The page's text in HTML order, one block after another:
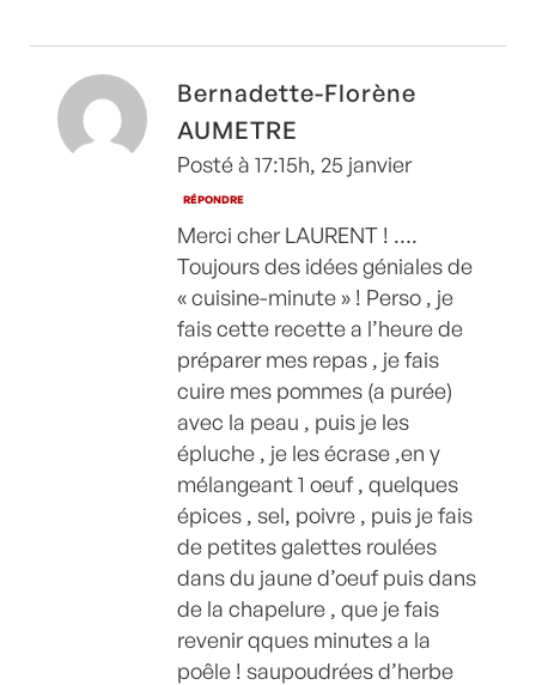
Bernadette-Florène
AUMETRE
Posté à 17:15h, 25 janvier
RÉPONDRE
Merci cher LAURENT ! ….
Toujours des idées géniales de
« cuisine-minute » ! Perso , je
fais cette recette a l’heure de
préparer mes repas , je fais
cuire mes pommes (a purée)
avec la peau , puis je les
épluche , je les écrase ,en y
mélangeant 1 oeuf , quelques
épices , sel, poivre , puis je fais
de petites galettes roulées
dans du jaune d’oeuf puis dans
de la chapelure , que je fais
revenir qques minutes a la
poêle ! saupoudrées d’herbe